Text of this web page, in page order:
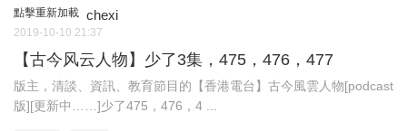
點擊重新加載 chexi
2019-10-10 21:37
【古今风云人物】少了3集，475，476，477
版主，清談、資訊、教育節目的【香港電台】古今風雲人物[podcast
版][更新中……]少了475，476，4 ...